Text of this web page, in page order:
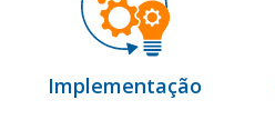
Implementação